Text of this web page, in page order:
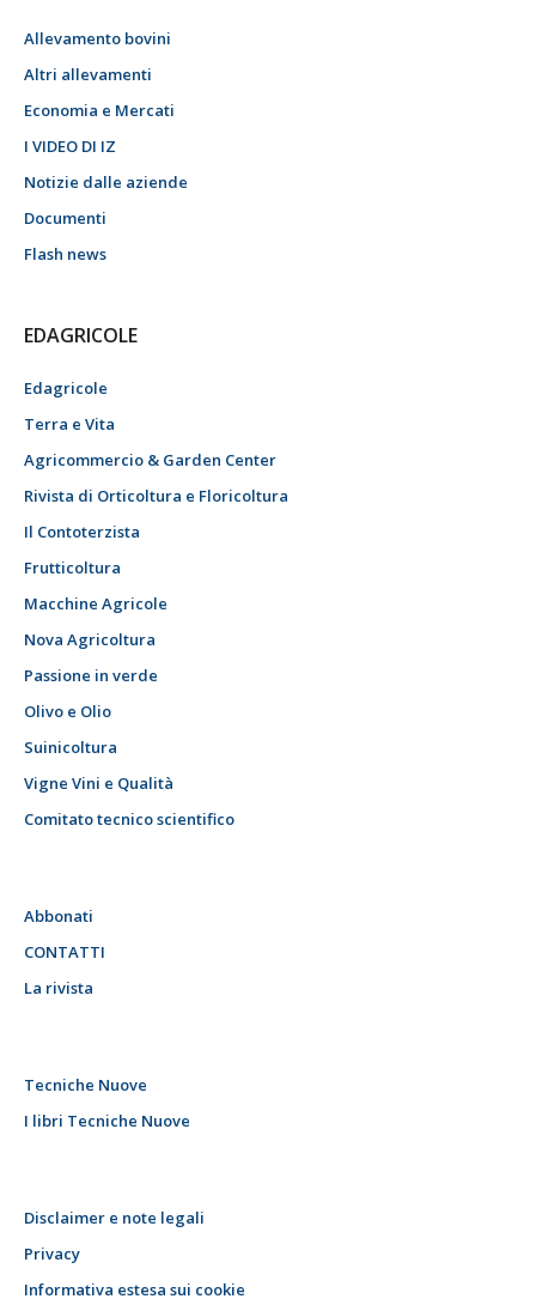
Allevamento bovini
Altri allevamenti
Economia e Mercati
I VIDEO DI IZ
Notizie dalle aziende
Documenti
Flash news
EDAGRICOLE
Edagricole
Terra e Vita
Agricommercio & Garden Center
Rivista di Orticoltura e Floricoltura
Il Contoterzista
Frutticoltura
Macchine Agricole
Nova Agricoltura
Passione in verde
Olivo e Olio
Suinicoltura
Vigne Vini e Qualità
Comitato tecnico scientifico
Abbonati
CONTATTI
La rivista
Tecniche Nuove
I libri Tecniche Nuove
Disclaimer e note legali
Privacy
Informativa estesa sui cookie